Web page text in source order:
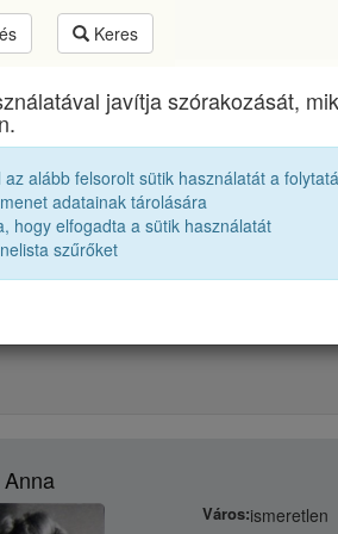
Keres
Elméleti Líceumegykori
sajnos nem tudunk
Segítsetek bármilyen információval.
Város:ismeretlen
javítja szórakozását,
alább felsorolt sütik használatát a
adatainak tárolására
hogy elfogadta a sütik használatát
szűrőket